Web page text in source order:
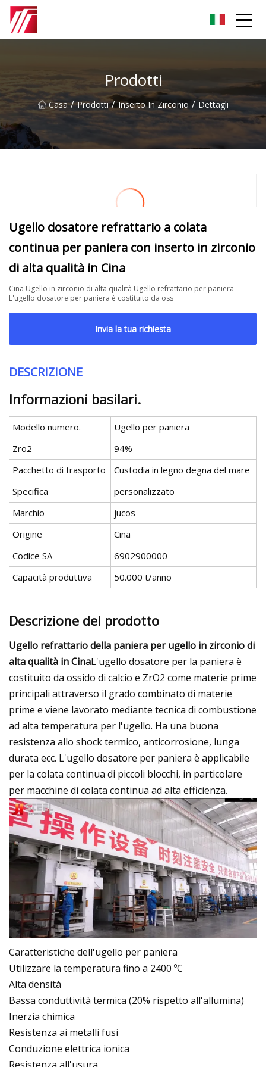
Prodotti
Casa / Prodotti / Inserto In Zirconio / Dettagli
Ugello dosatore refrattario a colata
continua per paniera con inserto in zirconio
di alta qualità in Cina
Cina Ugello in zirconio di alta qualità Ugello refrattario per paniera
L'ugello dosatore per paniera è costituito da oss
Invia la tua richiesta
DESCRIZIONE
Informazioni basilari.
Modello numero.
Ugello per paniera
Zro2
94%
Pacchetto di trasporto
Custodia in legno degna del mare
Specifica
personalizzato
Marchio
jucos
Origine
Cina
Codice SA
6902900000
Capacità produttiva
50.000 t/anno
Descrizione del prodotto
Ugello refrattario della paniera per ugello in zirconio di
alta qualità in CinaL'ugello dosatore per la paniera è
costituito da ossido di calcio e ZrO2 come materie prime
principali attraverso il grado combinato di materie
prime e viene lavorato mediante tecnica di combustione
ad alta temperatura per l'ugello. Ha una buona
resistenza allo shock termico, anticorrosione, lunga
durata ecc. L'ugello dosatore per paniera è applicabile
per la colata continua di piccoli blocchi, in particolare
per macchine di colata continua ad alta efficienza.
Caratteristiche dell'ugello per paniera
Utilizzare la temperatura fino a 2400 ºC
Alta densità
Bassa conduttività termica (20% rispetto all'allumina)
Inerzia chimica
Resistenza ai metalli fusi
Conduzione elettrica ionica